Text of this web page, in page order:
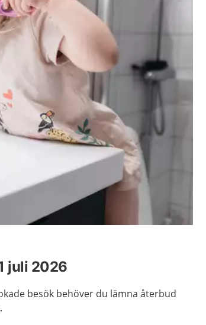
juli 2026
besök behöver du lämna återbud